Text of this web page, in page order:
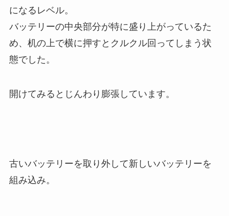
になるレベル。
バッテリーの中央部分が特に盛り上がっているた
め、机の上で横に押すとクルクル回ってしまう状
態でした。
開けてみるとじんわり膨張しています。
古いバッテリーを取り外して新しいバッテリーを
組み込み。